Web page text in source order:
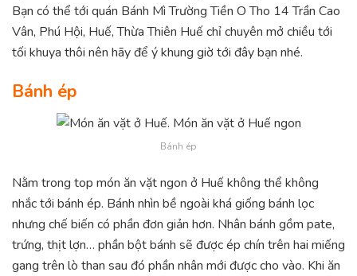
Bạn có thể tới quán Bánh Mì Trường Tiền O Tho 14 Trần Cao
Vân, Phú Hội, Huế, Thừa Thiên Huế chỉ chuyên mở chiều tới
tối khuya thôi nên hãy để ý khung giờ tới đây bạn nhé.
Bánh ép
Bánh ép
Nằm trong top món ăn vặt ngon ở Huế không thể không
nhắc tới bánh ép. Bánh nhìn bề ngoài khá giống bánh lọc
nhưng chế biến có phần đơn giản hơn. Nhân bánh gồm pate,
trứng, thịt lợn… phần bột bánh sẽ được ép chín trên hai miếng
gang trên lò than sau đó phần nhân mới được cho vào. Khi ăn